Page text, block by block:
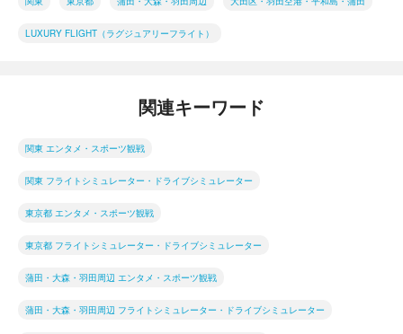
LUXURY FLIGHT（ラグジュアリーフライト）
関連キーワード
関東 エンタメ・スポーツ観戦
関東 フライトシミュレーター・ドライブシミュレーター
東京都 エンタメ・スポーツ観戦
東京都 フライトシミュレーター・ドライブシミュレーター
蒲田・大森・羽田周辺 エンタメ・スポーツ観戦
蒲田・大森・羽田周辺 フライトシミュレーター・ドライブシミュレーター